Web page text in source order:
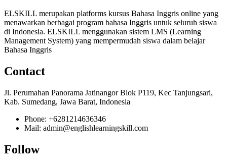
ELSKILL merupakan platforms kursus Bahasa Inggris online yang
menawarkan berbagai program bahasa Inggris untuk seluruh siswa
di Indonesia. ELSKILL menggunakan sistem LMS (Learning
Management System) yang mempermudah siswa dalam belajar
Bahasa Inggris
Contact
Jl. Perumahan Panorama Jatinangor Blok P119, Kec Tanjungsari,
Kab. Sumedang, Jawa Barat, Indonesia
Phone: +6281214636346
Mail: admin@englishlearningskill.com
Follow